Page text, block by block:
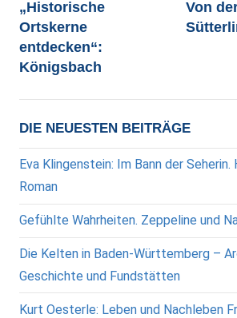
„Historische
Ortskerne
entdecken“:
Königsbach
Von
DIE NEUESTEN BEITRÄGE
Eva Klingenstein: Im Bann der
Roman
Gefühlte Wahrheiten. Zeppeline und
Die Kelten in Baden-Württemberg –
Geschichte und Fundstätten
Kurt Oesterle: Leben und Nachleben